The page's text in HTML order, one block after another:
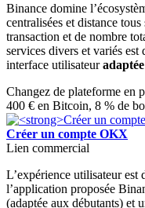
Binance domine
centralisées et distance
transaction et de nombre
services divers et variés
interface utilisateur
Changez de plateforme en
400 € en Bitcoin, 8 % de
Créer un compte OKX
Lien commercial
L’expérience utilisateur est
l’application proposée
(adaptée aux débutants) et